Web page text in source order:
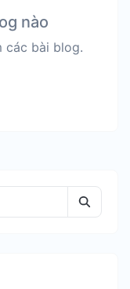
nào
các bài blog.